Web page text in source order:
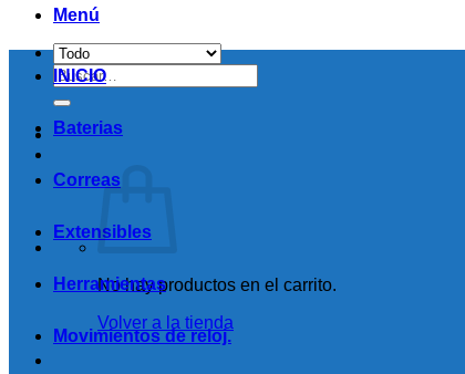
Menú
Buscar
por:
No hay productos en el carrito.
Volver a la tienda
INICIO
Baterias
Correas
Extensibles
Herramientas
Movimientos de reloj.